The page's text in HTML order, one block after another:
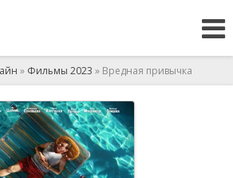
» Фильмы 2023 » Вредная привычка